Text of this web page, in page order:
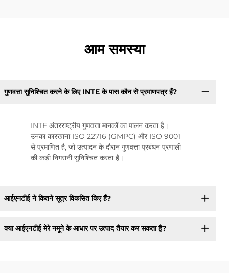
आम समस्या
गुणवत्ता सुनिश्चित करने के लिए INTE के पास कौन से प्रमाणपत्र हैं?
INTE अंतरराष्ट्रीय गुणवत्ता मानकों का पालन करता है।
उनका कारखाना ISO 22716 (GMPC) और ISO 9001
से प्रमाणित है, जो उत्पादन के दौरान गुणवत्ता प्रबंधन प्रणाली
की कड़ी निगरानी सुनिश्चित करता है।
आईएनटीई ने कितने सूत्र विकसित किए हैं?
क्या आईएनटीई मेरे नमूने के आधार पर उत्पाद तैयार कर सकता है?